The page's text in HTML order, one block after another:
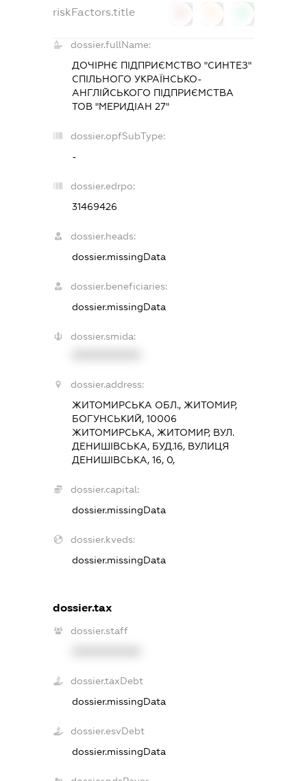
riskFactors.title
dossier.fullName:
ДОЧІРНЄ ПІДПРИЄМСТВО "СИНТЕЗ"
СПІЛЬНОГО УКРАЇНСЬКО-
АНГЛІЙСЬКОГО ПІДПРИЄМСТВА
ТОВ "МЕРИДІАН 27"
dossier.opfSubType:
-
dossier.edrpo:
31469426
dossier.heads:
dossier.missingData
dossier.beneficiaries:
dossier.missingData
dossier.smida:
dossier.address:
ЖИТОМИРСЬКА ОБЛ., ЖИТОМИР,
БОГУНСЬКИЙ, 10006
ЖИТОМИРСЬКА, ЖИТОМИР, ВУЛ.
ДЕНИШІВСЬКА, БУД.16, ВУЛИЦЯ
ДЕНИШІВСЬКА, 16, 0,
dossier.capital:
dossier.missingData
dossier.kveds:
dossier.missingData
dossier.tax
dossier.staff
dossier.taxDebt
dossier.missingData
dossier.esvDebt
dossier.missingData